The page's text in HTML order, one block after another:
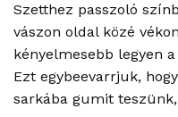
Szetthez passzoló
vászon oldal közé
kényelmesebb legyen
Ezt egybeevarrjuk,
sarkába gumit